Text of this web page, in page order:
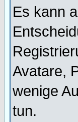
Es kann
Avatare,
wenige
tun.